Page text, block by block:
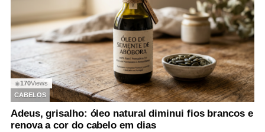
◉170Views
CABELOS
Adeus, grisalho: óleo natural diminui fios brancos e
renova a cor do cabelo em dias